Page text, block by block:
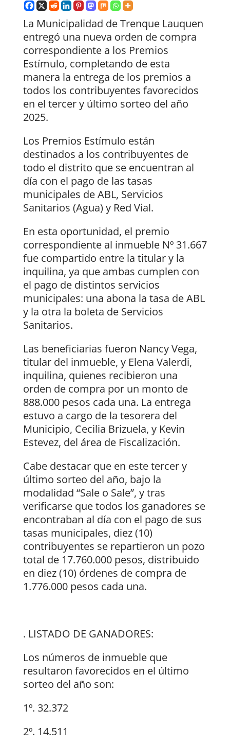
La Municipalidad de Trenque Lauquen
entregó una nueva orden de compra
correspondiente a los Premios
Estímulo, completando de esta
manera la entrega de los premios a
todos los contribuyentes favorecidos
en el tercer y último sorteo del año
2025.
Los Premios Estímulo están
destinados a los contribuyentes de
todo el distrito que se encuentran al
día con el pago de las tasas
municipales de ABL, Servicios
Sanitarios (Agua) y Red Vial.
En esta oportunidad, el premio
correspondiente al inmueble Nº 31.667
fue compartido entre la titular y la
inquilina, ya que ambas cumplen con
el pago de distintos servicios
municipales: una abona la tasa de ABL
y la otra la boleta de Servicios
Sanitarios.
Las beneficiarias fueron Nancy Vega,
titular del inmueble, y Elena Valerdi,
inquilina, quienes recibieron una
orden de compra por un monto de
888.000 pesos cada una. La entrega
estuvo a cargo de la tesorera del
Municipio, Cecilia Brizuela, y Kevin
Estevez, del área de Fiscalización.
Cabe destacar que en este tercer y
último sorteo del año, bajo la
modalidad “Sale o Sale”, y tras
verificarse que todos los ganadores se
encontraban al día con el pago de sus
tasas municipales, diez (10)
contribuyentes se repartieron un pozo
total de 17.760.000 pesos, distribuido
en diez (10) órdenes de compra de
1.776.000 pesos cada una.
. LISTADO DE GANADORES:
Los números de inmueble que
resultaron favorecidos en el último
sorteo del año son:
1º. 32.372
2º. 14.511